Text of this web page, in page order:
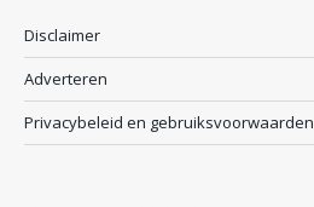
Disclaimer
Adverteren
Privacybeleid en gebruiksvoorwaarden